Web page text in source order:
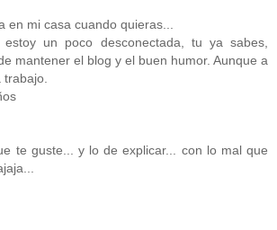
en mi casa cuando quieras...
estoy un poco desconectada, tu ya sabes,
mantener el blog y el buen humor. Aunque a
te guste... y lo de explicar... con lo mal que